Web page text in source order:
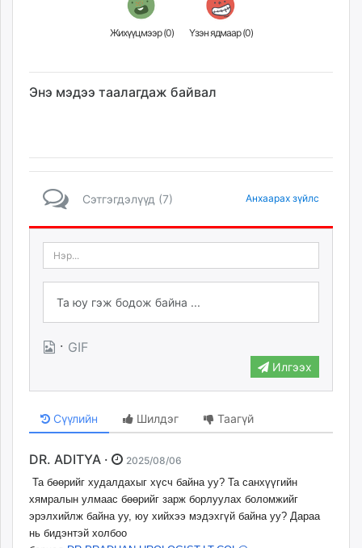
Жихүүцмээр (0) Үзэн ядмаар (0)
Энэ мэдээ таалагдаж байвал
Сэтгэгдэлүүд (7) Анхаарах зүйлс
· GIF
Илгээх
Сүүлийн Шилдэг Таагүй
DR. ADITYA ·
2025/08/06
Та бөөрийг худалдахыг хүсч байна уу? Та санхүүгийн
хямралын улмаас бөөрийг зарж борлуулах боломжийг
эрэлхийлж байна уу, юу хийхээ мэдэхгүй байна уу? Дараа
нь бидэнтэй холбоо